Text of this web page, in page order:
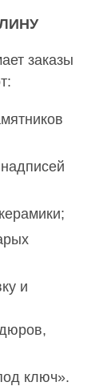
заказы
и
ключ».